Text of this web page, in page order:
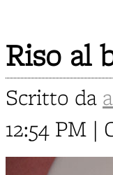
Riso al
Scritto da
12:54 PM